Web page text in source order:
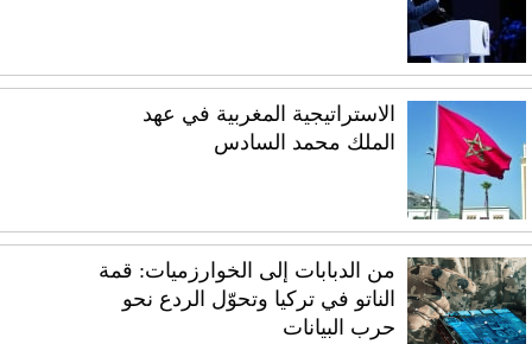
الاستراتيجية المغربية في عهد
الملك محمد السادس
من الدبابات إلى الخوارزميات: قمة
الناتو في تركيا وتحوّل الردع نحو
حرب البيانات